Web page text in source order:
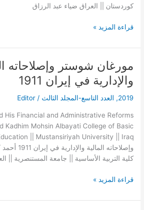
كوردستان || العراق ضياء عبد الرزاق
قراءة المزيد »
مورغان شوستر وإصلاحاته
والإدارية في إيران 1911
2019
, العدد التاسع-المجلد الثالث /
Editor
His Financial and Administrative Reforms
Kadhim Mohsin Albayati College of Basic
وإصلاحاته
كلية التربية الأساسية || جامعة المستنصرية ||
مورغان
شوستر
وإصلاحاته
المالية
في
إيران
1911
قراءة المزيد »